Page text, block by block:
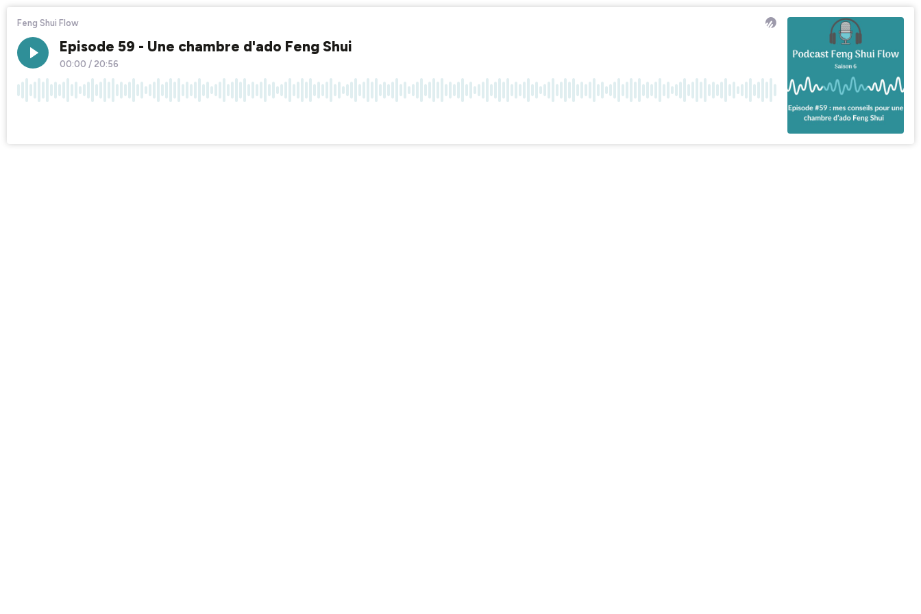
Feng Shui Flow
Episode 59 - Une chambre d'ado Feng Shui
00:00 / 20:56